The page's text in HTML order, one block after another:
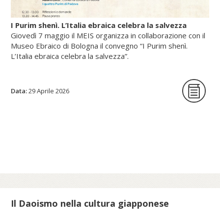
I Purim shenì. L’Italia ebraica celebra la salvezza
Giovedì 7 maggio il MEIS organizza in collaborazione con il
Museo Ebraico di Bologna il convegno “I Purim shenì.
L’Italia ebraica celebra la salvezza”.
La giornata di studi intende per la prima
volta indagare origine, circostanze storiche
Data:29 Aprile 2026
Il Daoismo nella cultura giapponese